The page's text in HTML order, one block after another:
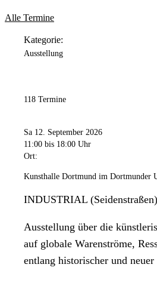
Alle Termine
Kategorie:
Ausstellung
118 Termine
Sa 12. September 2026
11:00 bis 18:00 Uhr
Ort:
Kunsthalle Dortmund im Dortmunder
INDUSTRIAL (Seidenstraßen)
Ausstellung über die
auf globale Warenströme,
entlang historischer und neuer